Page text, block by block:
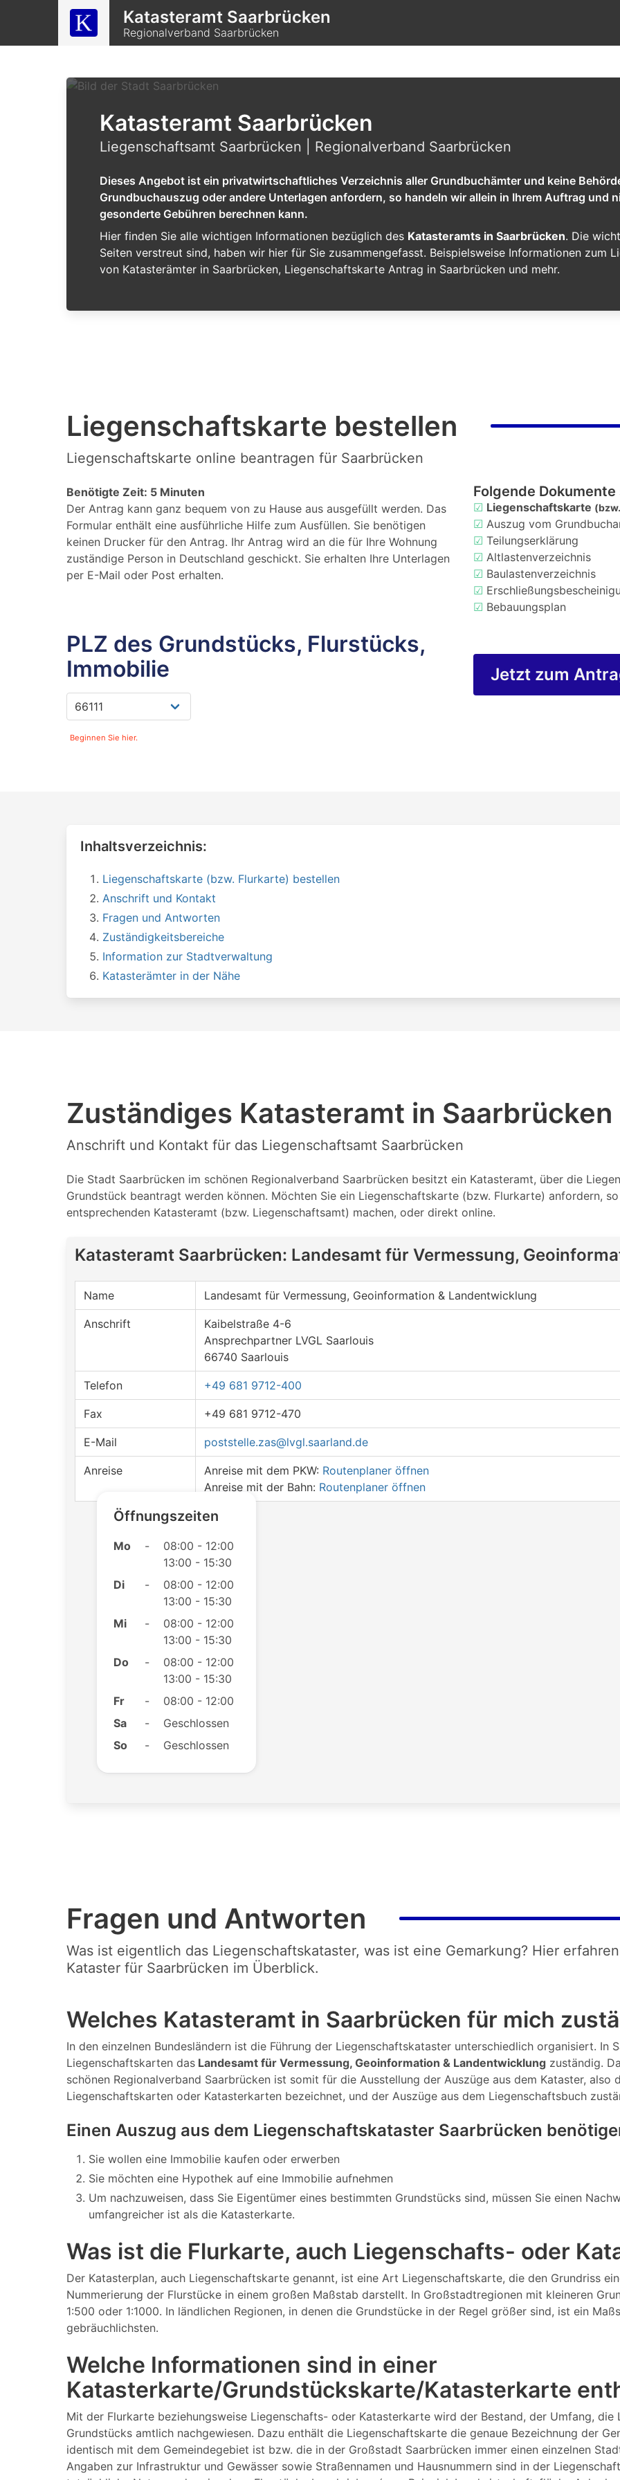
Katasteramt Saarbrücken
Regionalverband Saarbrücken
Katasteramt Saarbrücken
Liegenschaftsamt Saarbrücken | Regionalverband Saarbrücken
Dieses Angebot ist ein privatwirtschaftliches Verzeichnis aller Grundbuchämter und keine
Grundbuchauszug oder andere Unterlagen anfordern, so handeln wir allein in Ihrem Auftrag und
gesonderte Gebühren berechnen kann.
Hier finden Sie alle wichtigen Informationen bezüglich des Katasteramts in Saarbrücken. Die
Seiten verstreut sind, haben wir hier für Sie zusammengefasst. Beispielsweise Informationen zum
von Katasterämter in Saarbrücken, Liegenschaftskarte Antrag in Saarbrücken und mehr.
Liegenschaftskarte bestellen
Liegenschaftskarte online beantragen für Saarbrücken
Benötigte Zeit: 5 Minuten
Der Antrag kann ganz bequem von zu Hause aus ausgefüllt werden. Das
Formular enthält eine ausführliche Hilfe zum Ausfüllen. Sie benötigen
keinen Drucker für den Antrag. Ihr Antrag wird an die für Ihre Wohnung
zuständige Person in Deutschland geschickt. Sie erhalten Ihre Unterlagen
per E-Mail oder Post erhalten.
Folgende
☑ Liegenschaftskarte
☑ Auszug vom
☑ Teilungserklärung
☑ Altlastenverzeichnis
☑ Baulastenverzeichnis
☑
☑ Bebauungsplan
PLZ des Grundstücks, Flurstücks,
Immobilie
Beginnen Sie hier.
Jetzt zum
Inhaltsverzeichnis:
Liegenschaftskarte (bzw. Flurkarte) bestellen
Anschrift und Kontakt
Fragen und Antworten
Zuständigkeitsbereiche
Information zur Stadtverwaltung
Katasterämter in der Nähe
Zuständiges Katasteramt in Saarbrücken
Anschrift und Kontakt für das Liegenschaftsamt Saarbrücken
Die Stadt Saarbrücken im schönen Regionalverband Saarbrücken besitzt ein Katasteramt, über die
Grundstück beantragt werden können. Möchten Sie ein Liegenschaftskarte (bzw. Flurkarte) anfordern,
entsprechenden Katasteramt (bzw. Liegenschaftsamt) machen, oder direkt online.
Katasteramt Saarbrücken: Landesamt für Vermessung,
Name Landesamt für Vermessung, Geoinformation & Landentwicklung
Anschrift
Kaibelstraße 4-6
Ansprechpartner LVGL Saarlouis
66740 Saarlouis
Telefon +49 681 9712-400
Fax +49 681 9712-470
E-Mail poststelle.zas@lvgl.saarland.de
Anreise Anreise mit dem PKW: Routenplaner öffnen
Anreise mit der Bahn: Routenplaner öffnen
Öffnungszeiten
Mo -
08:00 - 12:00
13:00 - 15:30
Di
-
08:00 - 12:00
13:00 - 15:30
Mi
-
08:00 - 12:00
13:00 - 15:30
Do
-
08:00 - 12:00
13:00 - 15:30
Fr
-
08:00 - 12:00
Sa
-
Geschlossen
So
- Geschlossen
Fragen und Antworten
Was ist eigentlich das Liegenschaftskataster, was ist eine Gemarkung? Hier
Kataster für Saarbrücken im Überblick.
Welches Katasteramt in Saarbrücken für mich
In den einzelnen Bundesländern ist die Führung der Liegenschaftskataster unterschiedlich organisiert. In
Liegenschaftskarten das Landesamt für Vermessung, Geoinformation & Landentwicklung zuständig.
schönen Regionalverband Saarbrücken ist somit für die Ausstellung der Auszüge aus dem Kataster, also
Liegenschaftskarten oder Katasterkarten bezeichnet, und der Auszüge aus dem Liegenschaftsbuch
Einen Auszug aus dem Liegenschaftskataster Saarbrücken
Sie wollen eine Immobilie kaufen oder erwerben
Sie möchten eine Hypothek auf eine Immobilie aufnehmen
Um nachzuweisen, dass Sie Eigentümer eines bestimmten Grundstücks sind, müssen Sie einen
umfangreicher ist als die Katasterkarte.
Was ist die Flurkarte, auch Liegenschafts- oder
Der Katasterplan, auch Liegenschaftskarte genannt, ist eine Art Liegenschaftskarte, die den Grundriss
Nummerierung der Flurstücke in einem großen Maßstab darstellt. In Großstadtregionen mit kleineren
1:500 oder 1:1000. In ländlichen Regionen, in denen die Grundstücke in der Regel größer sind, ist ein
gebräuchlichsten.
Welche Informationen sind in einer
Katasterkarte/Grundstückskarte/Katasterkarte
Mit der Flurkarte beziehungsweise Liegenschafts- oder Katasterkarte wird der Bestand, der Umfang, die
Grundstücks amtlich nachgewiesen. Dazu enthält die Liegenschaftskarte die genaue Bezeichnung der
identisch mit dem Gemeindegebiet ist bzw. die in der Großstadt Saarbrücken immer einen einzelnen
Angaben zur Infrastruktur und Gewässer sowie Straßennamen und Hausnummern sind in der